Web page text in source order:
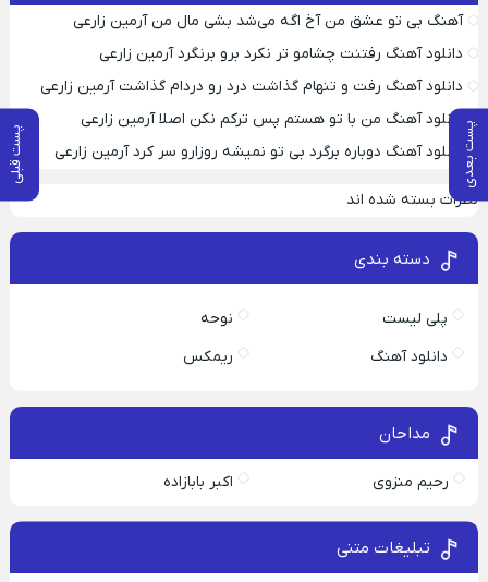
پست بعدی پست قبلی
آهنگ بی‌ تو عشق من آخ اگه می‌شد بشی مال من آرمین زارعی
دانلود آهنگ رفتنت چشامو تر نکرد برو برنگرد آرمین زارعی
دانلود آهنگ رفت و تنهام گذاشت درد رو دردام گذاشت آرمین زارعی
دانلود آهنگ من با تو هستم پس ترکم نکن اصلا آرمین زارعی
دانلود آهنگ دوباره برگرد بی تو نمیشه روزارو سر کرد آرمین زارعی
نظرات بسته شده اند
دسته بندی
پلی لیست
نوحه
دانلود آهنگ
ریمکس
مداحان
رحیم منزوی اکبر بابازاده
تبلیغات متنی